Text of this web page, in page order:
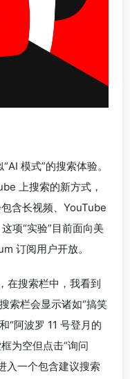
模式”的搜索体验。
上搜索的新方式，
含长视频、YouTube
项“实验”目前面向美
订阅用户开放。
在搜索栏中，我看到
索栏会显示诸如“搞笑
“阿波罗 11 号登月的
为空但点击“询问
入一个包含建议搜索